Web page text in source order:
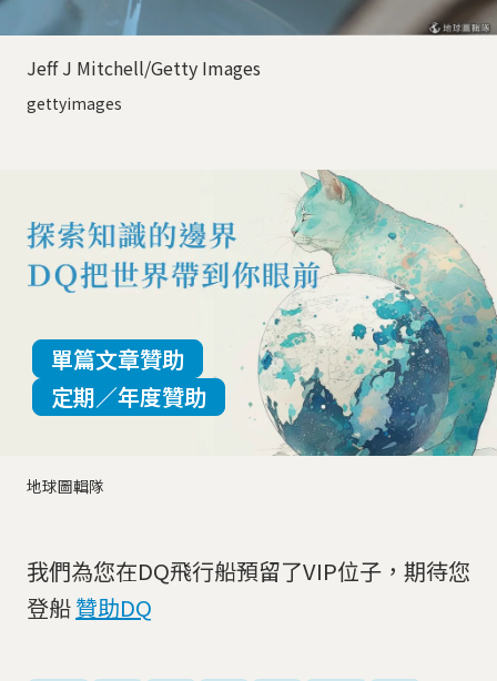
Jeff J Mitchell/Getty Images
gettyimages
地球圖輯隊
單篇文章贊助
定期／年度贊助
我們為您在DQ飛行船預留了VIP位子，期待您
登船贊助DQ